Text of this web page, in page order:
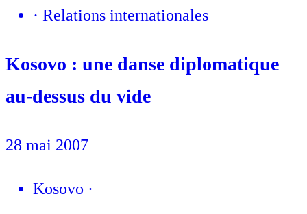
· Relations internationales
Kosovo : une danse diplomatique
au-dessus du vide
28 mai 2007
Kosovo ·